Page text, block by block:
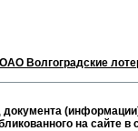
Волгоградские
документа
на сайте в